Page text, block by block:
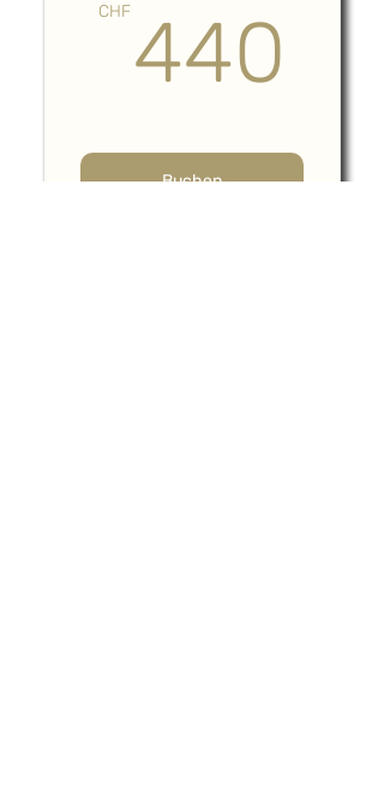
CHF 440
Buchen